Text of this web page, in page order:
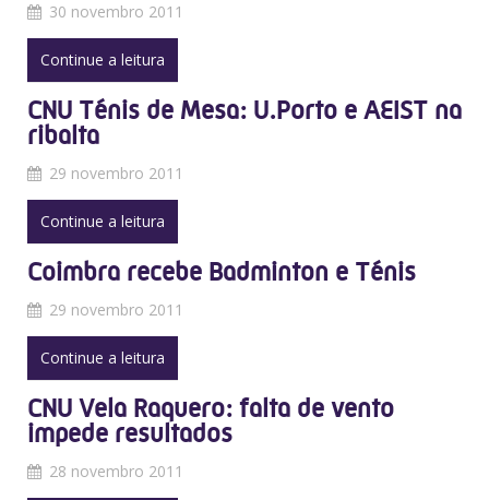
30 novembro 2011
Continue a leitura
CNU Ténis de Mesa: U.Porto e AEIST na
ribalta
29 novembro 2011
Continue a leitura
Coimbra recebe Badminton e Ténis
29 novembro 2011
Continue a leitura
CNU Vela Raquero: falta de vento
impede resultados
28 novembro 2011